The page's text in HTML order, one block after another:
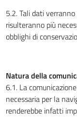
5.2. Tali dati
risulteranno più
obblighi di
Natura della
6.1. La
necessaria per la
renderebbe infatti